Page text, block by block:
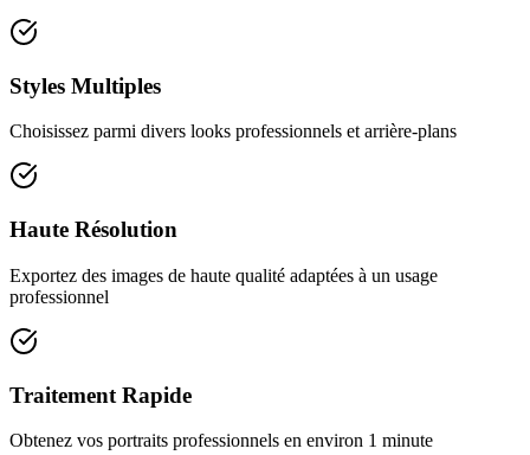
Styles Multiples
Choisissez parmi divers looks professionnels et arrière-plans
Haute Résolution
Exportez des images de haute qualité adaptées à un usage
professionnel
Traitement Rapide
Obtenez vos portraits professionnels en environ 1 minute